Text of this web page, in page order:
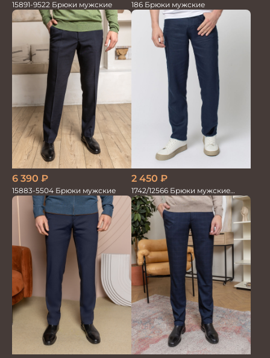
15891-9522 Брюки мужские 186 Брюки мужские
6 390 ₽
15883-5504 Брюки мужские
2 450 ₽
1742/12566 Брюки мужские
100%лён т.синие